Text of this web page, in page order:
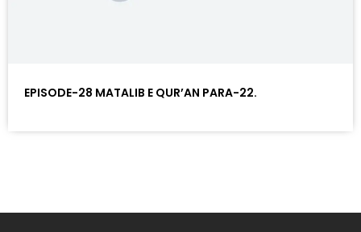
EPISODE-28 MATALIB E QUR’AN PARA-22.